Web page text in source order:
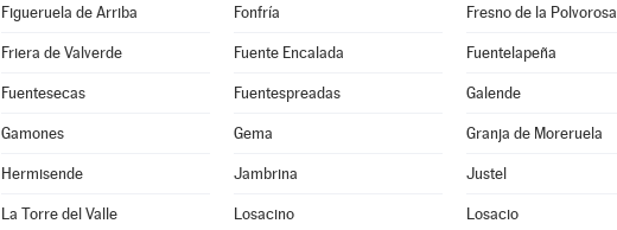
Figueruela de Arriba Fonfría Fresno de la Polvorosa
Friera de Valverde Fuente Encalada Fuentelapeña
Fuentesecas Fuentespreadas Galende
Gamones Gema Granja de Moreruela
Hermisende Jambrina Justel
La Torre del Valle Losacino Losacio